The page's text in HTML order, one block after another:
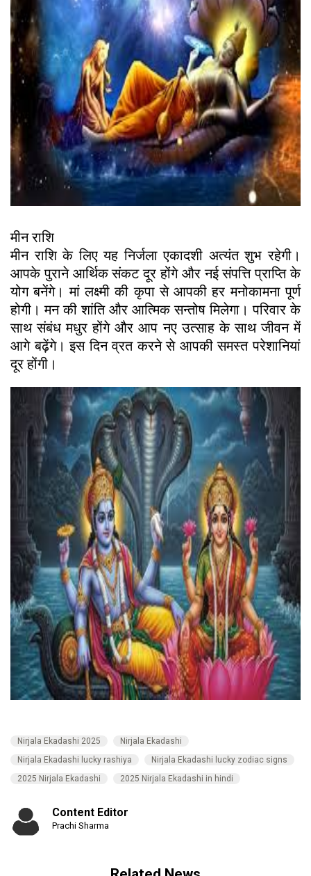
मीन राशि
मीन राशि के लिए यह निर्जला एकादशी अत्यंत शुभ रहेगी।
आपके पुराने आर्थिक संकट दूर होंगे और नई संपत्ति प्राप्ति के
योग बनेंगे। मां लक्ष्मी की कृपा से आपकी हर मनोकामना पूर्ण
होगी। मन की शांति और आत्मिक सन्तोष मिलेगा। परिवार के
साथ संबंध मधुर होंगे और आप नए उत्साह के साथ जीवन में
आगे बढ़ेंगे। इस दिन व्रत करने से आपकी समस्त परेशानियां
दूर होंगी।
Nirjala Ekadashi 2025
Nirjala Ekadashi
Nirjala Ekadashi lucky rashiya
Nirjala Ekadashi lucky zodiac signs
2025 Nirjala Ekadashi
2025 Nirjala Ekadashi in hindi
Content Editor
Prachi Sharma